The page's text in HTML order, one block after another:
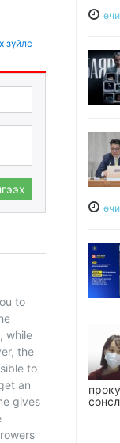
зүйлс
to
while
the
to
an
gives